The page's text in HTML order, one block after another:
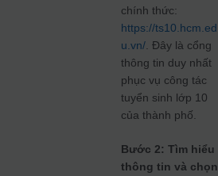
chính thức:
https://ts10.hcm.ed
u.vn/ . Đây là cổng
thông tin duy nhất
phục vụ công tác
tuyển sinh lớp 10
của thành phố.
Bước 2: Tìm hiểu
thông tin và chọn